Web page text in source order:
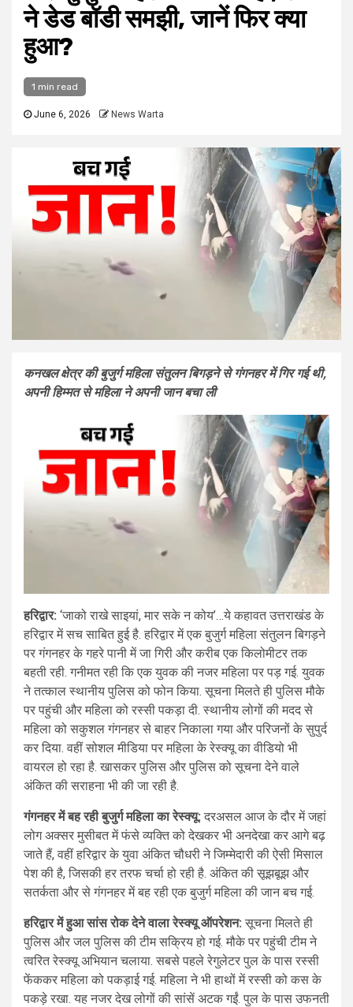
ने डेड बॉडी समझी, जानें फिर क्या
हुआ?
1 min read
June 6, 2026 News Warta
कनखल क्षेत्र की बुजुर्ग महिला संतुलन बिगड़ने से गंगनहर में गिर गई थी,
अपनी हिम्मत से महिला ने अपनी जान बचा ली
हरिद्वार: ‘जाको राखे साइयां, मार सके न कोय’…ये कहावत उत्तराखंड के
हरिद्वार में सच साबित हुई है. हरिद्वार में एक बुजुर्ग महिला संतुलन बिगड़ने
पर गंगनहर के गहरे पानी में जा गिरी और करीब एक किलोमीटर तक
बहती रही. गनीमत रही कि एक युवक की नजर महिला पर पड़ गई. युवक
ने तत्काल स्थानीय पुलिस को फोन किया. सूचना मिलते ही पुलिस मौके
पर पहुंची और महिला को रस्सी पकड़ा दी. स्थानीय लोगों की मदद से
महिला को सकुशल गंगनहर से बाहर निकाला गया और परिजनों के सुपुर्द
कर दिया. वहीं सोशल मीडिया पर महिला के रेस्क्यू का वीडियो भी
वायरल हो रहा है. खासकर पुलिस और पुलिस को सूचना देने वाले
अंकित की सराहना भी की जा रही है.
गंगनहर में बह रही बुजुर्ग महिला का रेस्क्यू: दरअसल आज के दौर में जहां
लोग अक्सर मुसीबत में फंसे व्यक्ति को देखकर भी अनदेखा कर आगे बढ़
जाते हैं, वहीं हरिद्वार के युवा अंकित चौधरी ने जिम्मेदारी की ऐसी मिसाल
पेश की है, जिसकी हर तरफ चर्चा हो रही है. अंकित की सूझबूझ और
सतर्कता और से गंगनहर में बह रही एक बुजुर्ग महिला की जान बच गई.
अंकित चौधरी ने महिला को बहते देखा:बीते शुक्रवार को घटना उस
समय हुई जब जटवाड़ा पुल के पास अंकित चौधरी की नजर गंगनहर में
बह रही एक महिला पर पड़ी. शुरुआत में उन्हें लगा कि शायद पानी में कोई
शव बह रहा है. लेकिन उन्होंने गौर से देखा तो महिला के शरीर में हलचल
दिखाई दी. महिला के जिंदा होने का एहसास होते ही अंकित ने बिना देर
हरिद्वार में हुआ सांस रोक देने वाला रेस्क्यू ऑपरेशन: सूचना मिलते ही
पुलिस और जल पुलिस की टीम सक्रिय हो गई. मौके पर पहुंची टीम ने
त्वरित रेस्क्यू अभियान चलाया. सबसे पहले रेगुलेटर पुल के पास रस्सी
फेंककर महिला को पकड़ाई गई. महिला ने भी हाथों में रस्सी को कस के
पकड़े रखा. यह नजर देख लोगों की सांसें अटक गईं. पुल के पास उफनती